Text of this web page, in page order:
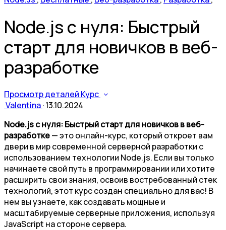
Node.js с нуля: Быстрый
старт для новичков в веб-
разработке
Просмотр деталей Курс
Valentina·13.10.2024
Node.js с нуля: Быстрый старт для новичков в веб-
разработке— это онлайн-курс, который откроет вам
двери в мир современной серверной разработки с
использованием технологии Node.js. Если вы только
начинаете свой путь в программировании или хотите
расширить свои знания, освоив востребованный стек
технологий, этот курс создан специально для вас! В
нем вы узнаете, как создавать мощные и
масштабируемые серверные приложения, используя
JavaScript на стороне сервера.